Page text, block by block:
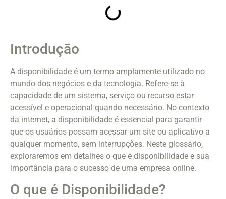
Introdução
A disponibilidade é um termo amplamente utilizado no
mundo dos negócios e da tecnologia. Refere-se à
capacidade de um sistema, serviço ou recurso estar
acessível e operacional quando necessário. No contexto
da internet, a disponibilidade é essencial para garantir
que os usuários possam acessar um site ou aplicativo a
qualquer momento, sem interrupções. Neste glossário,
exploraremos em detalhes o que é disponibilidade e sua
importância para o sucesso de uma empresa online.
O que é Disponibilidade?